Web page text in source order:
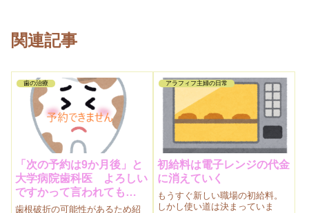
関連記事
歯の治療
「次の予約は9か月後」と
大学病院歯科医 よろしい
ですかって言われても…
歯根破折の可能性があるため紹
アラフィフ主婦の日常
初給料は電子レンジの代金
に消えていく
もうすぐ新しい職場の初給料。
しかし使い道は決まっていま